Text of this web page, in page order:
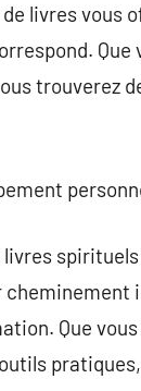
livres vous
trouverez
Que